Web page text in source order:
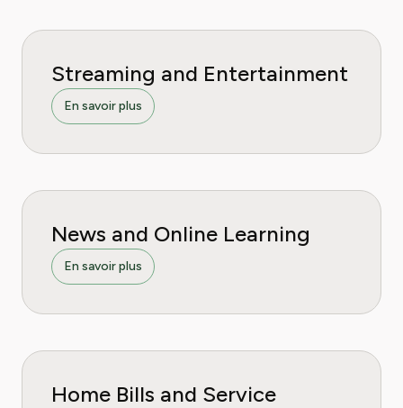
Streaming and Entertainment
En savoir plus
News and Online Learning
En savoir plus
Home Bills and Service